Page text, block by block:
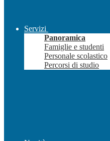
Servizi
Panoramica
Famiglie e studenti
Personale scolastico
Percorsi di studio